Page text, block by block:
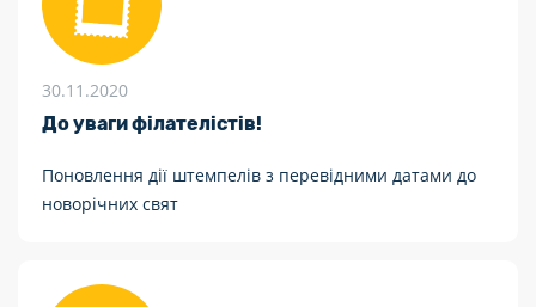
30.11.2020
До уваги філателістів!
Поновлення дії штемпелів з перевідними датами до
новорічних свят